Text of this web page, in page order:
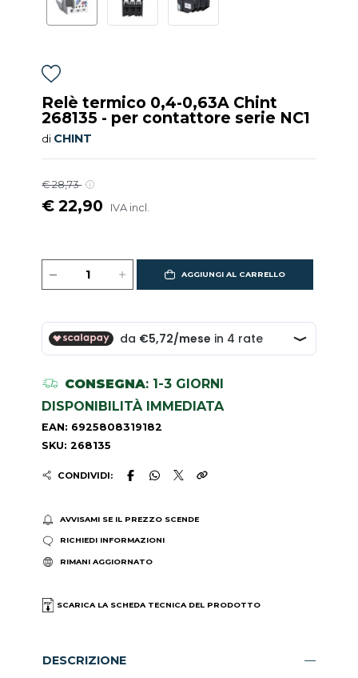
Relè termico 0,4-0,63A Chint
268135 - per contattore serie NC1
di CHINT
€ 28,73
€ 22,90 IVA incl.
AGGIUNGI AL CARRELLO
CONSEGNA: 1-3 GIORNI
DISPONIBILITÀ IMMEDIATA
EAN: 6925808319182
SKU: 268135
CONDIVIDI:
AVVISAMI SE IL PREZZO SCENDE
RICHIEDI INFORMAZIONI
RIMANI AGGIORNATO
SCARICA LA SCHEDA TECNICA DEL PRODOTTO
DESCRIZIONE